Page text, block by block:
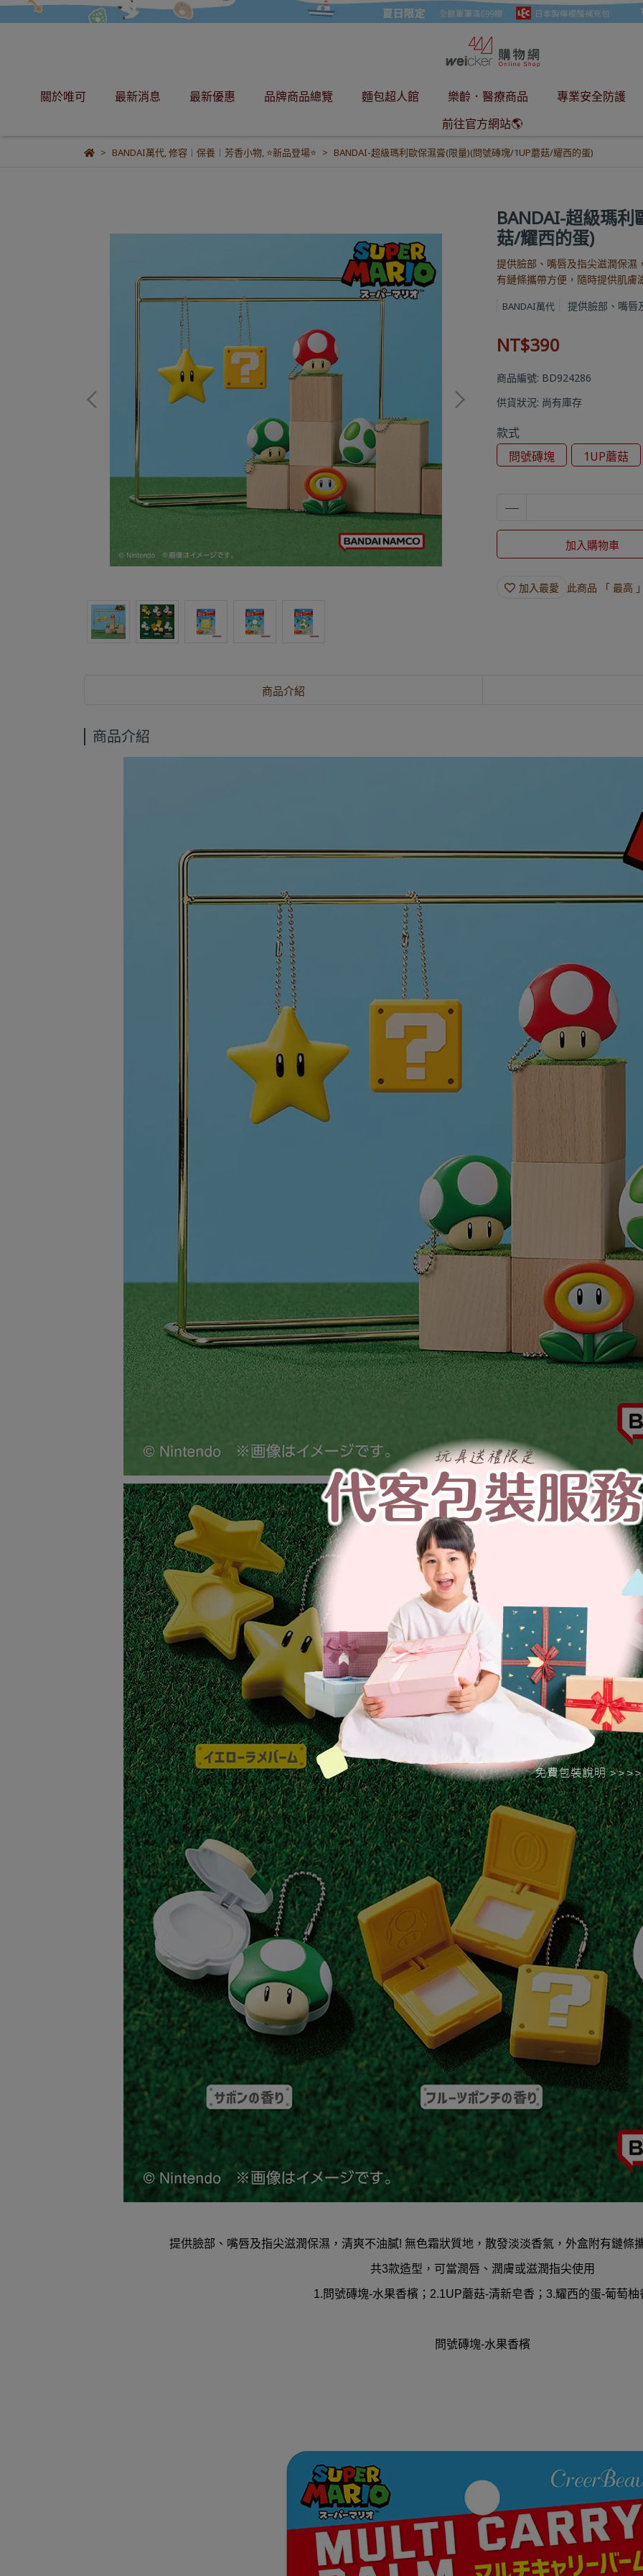
關於唯可 最新消息 最新優惠 品牌商品總覽 麵包超人館 樂齡．醫療商品
專業安全防護
前往官方網站🌎
BANDAI萬代,修容︱保養︱芳香小物,⭐新品登場⭐ BANDAI-超級瑪利歐保濕膏(限量)(問號磚塊/1UP蘑菇/耀西的蛋)
BANDAI-超級瑪
菇/耀西的蛋)
提供臉部、嘴唇及指尖滋潤保
有鏈條攜帶方便，隨時提供肌膚
BANDAI萬代 提供臉部、嘴唇
NT$390
商品編號: BD924286
供貨狀況: 尚有庫存
款式
問號磚塊
1UP蘑菇
加入購物車
加入最愛 此商品 「 最高
商品介紹
商品介紹
提供臉部、嘴唇及指尖滋潤保濕，清爽不油膩! 無色霜狀質地，散發淡淡香氣，外盒附有鏈條
共3款造型，可當潤唇、潤膚或滋潤指尖使用
1.問號磚塊-水果香檳；2.1UP蘑菇-清新皂香；3.耀西的蛋-葡萄柚
問號磚塊-水果香檳